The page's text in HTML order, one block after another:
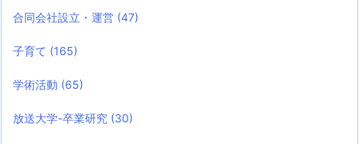
合同会社設立・運営 (47)
子育て (165)
学術活動 (65)
放送大学-卒業研究 (30)